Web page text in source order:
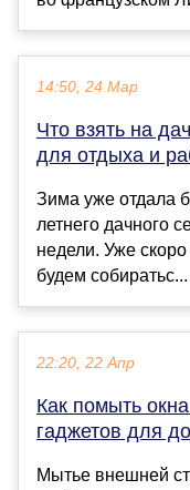
14:50, 24 Мар
Что взять на
для отдыха и
Зима уже отдала
летнего дачного
недели. Уже
будем собиратьс...
22:20, 22 Апр
Как помыть
гаджетов для
Мытье внешней